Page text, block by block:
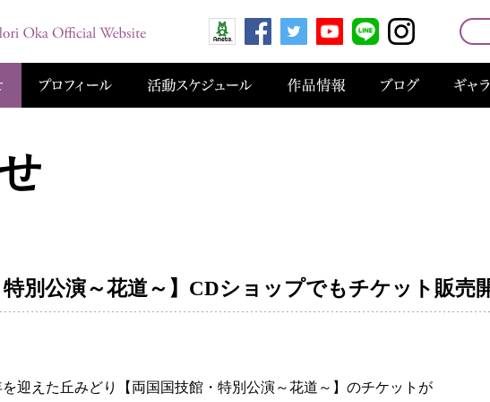
特別公演～花道～】CDショップでもチケット販売
迎えた丘みどり【両国国技館・特別公演～花道～】のチケットが